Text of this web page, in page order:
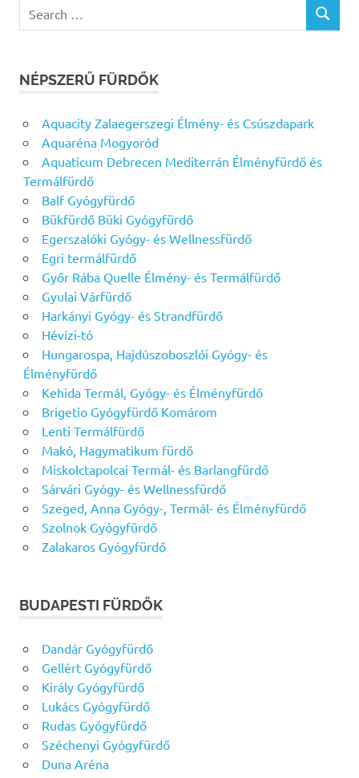
for:
SEARCH
NÉPSZERŰ FÜRDŐK
Aquacity Zalaegerszegi Élmény- és Csúszdapark
Aquaréna Mogyoród
Aquaticum Debrecen Mediterrán Élményfürdő és
Termálfürdő
Balf Gyógyfürdő
Bükfürdő Büki Gyógyfürdő
Egerszalóki Gyógy- és Wellnessfürdő
Egri termálfürdő
Győr Rába Quelle Élmény- és Termálfürdő
Gyulai Várfürdő
Harkányi Gyógy- és Strandfürdő
Hévízi-tó
Hungarospa, Hajdúszoboszlói Gyógy- és
Élményfürdő
Kehida Termál, Gyógy- és Élményfürdő
Brigetio Gyógyfürdő Komárom
Lenti Termálfürdő
Makó, Hagymatikum fürdő
Miskolctapolcai Termál- és Barlangfürdő
Sárvári Gyógy- és Wellnessfürdő
Szeged, Anna Gyógy-, Termál- és Élményfürdő
Szolnok Gyógyfürdő
Zalakaros Gyógyfürdő
BUDAPESTI FÜRDŐK
Dandár Gyógyfürdő
Gellért Gyógyfürdő
Király Gyógyfürdő
Lukács Gyógyfürdő
Rudas Gyógyfürdő
Széchenyi Gyógyfürdő
Duna Aréna